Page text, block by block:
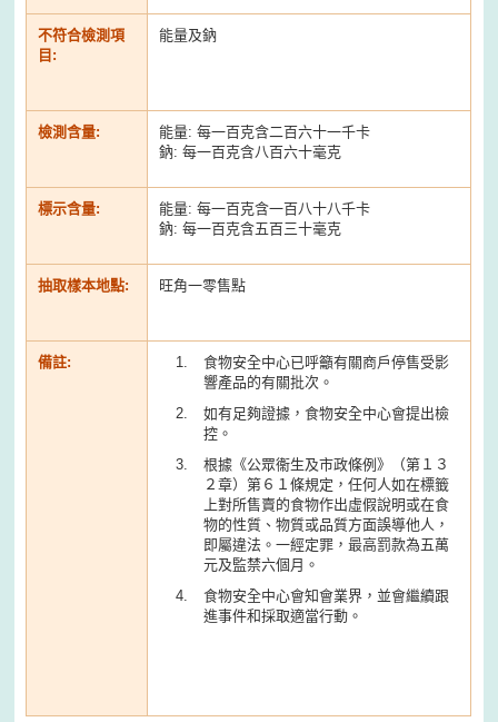
不符合檢測項
目:
能量及鈉
檢測含量:
能量: 每一百克含二百六十一千卡
鈉: 每一百克含八百六十毫克
標示含量:
能量: 每一百克含一百八十八千卡
鈉: 每一百克含五百三十毫克
抽取樣本地點: 旺角一零售點
備註:
食物安全中心已呼籲有關商戶停售受影
響產品的有關批次。
如有足夠證據，食物安全中心會提出檢
控。
根據《公眾衞生及市政條例》（第１３
２章）第６１條規定，任何人如在標籤
上對所售賣的食物作出虛假說明或在食
物的性質、物質或品質方面誤導他人，
即屬違法。一經定罪，最高罰款為五萬
元及監禁六個月。
食物安全中心會知會業界，並會繼續跟
進事件和採取適當行動。